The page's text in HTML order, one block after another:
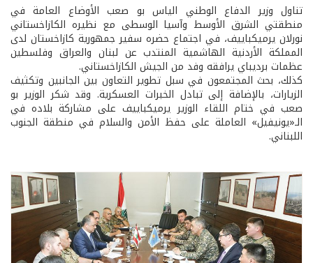
تناول وزير الدفاع الوطني الياس بو صعب الأوضاع العامة في
منطقتي الشرق الأوسط وآسيا الوسطى مع نظيره الكازاخستاني
نورلان يرميكباييف، في اجتماع حضره سفير جمهورية كازاخستان لدى
المملكة الأردنية الهاشمية المنتدب عن لبنان والعراق وفلسطين
عظمات برديباي يرافقه وفد من الجيش الكازاخستاني.
كذلك، بحث المجتمعون في سبل تطوير التعاون بين الجانبين وتكثيف
الزيارات، بالإضافة إلى تبادل الخبرات العسكرية. وقد شكر الوزير بو
صعب في ختام اللقاء الوزير يرميكباييف على مشاركة بلاده في
الـ«يونيفيل» العاملة على حفظ الأمن والسلام في منطقة الجنوب
اللبناني.